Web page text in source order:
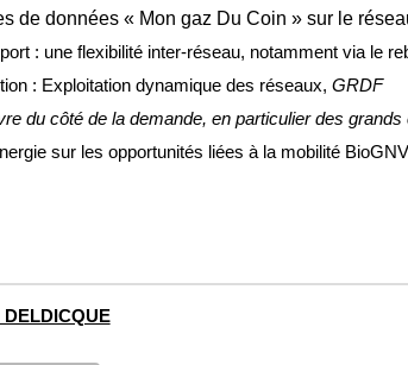
de données « Mon gaz Du Coin » sur le
: une flexibilité inter-réseau, notamment via le
: Exploitation dynamique des réseaux,GRDF
du côté de la demande, en particulier des
sur les opportunités liées à la mobilité